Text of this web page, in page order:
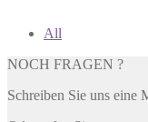
All
NOCH FRAGEN ?
Schreiben Sie uns eine